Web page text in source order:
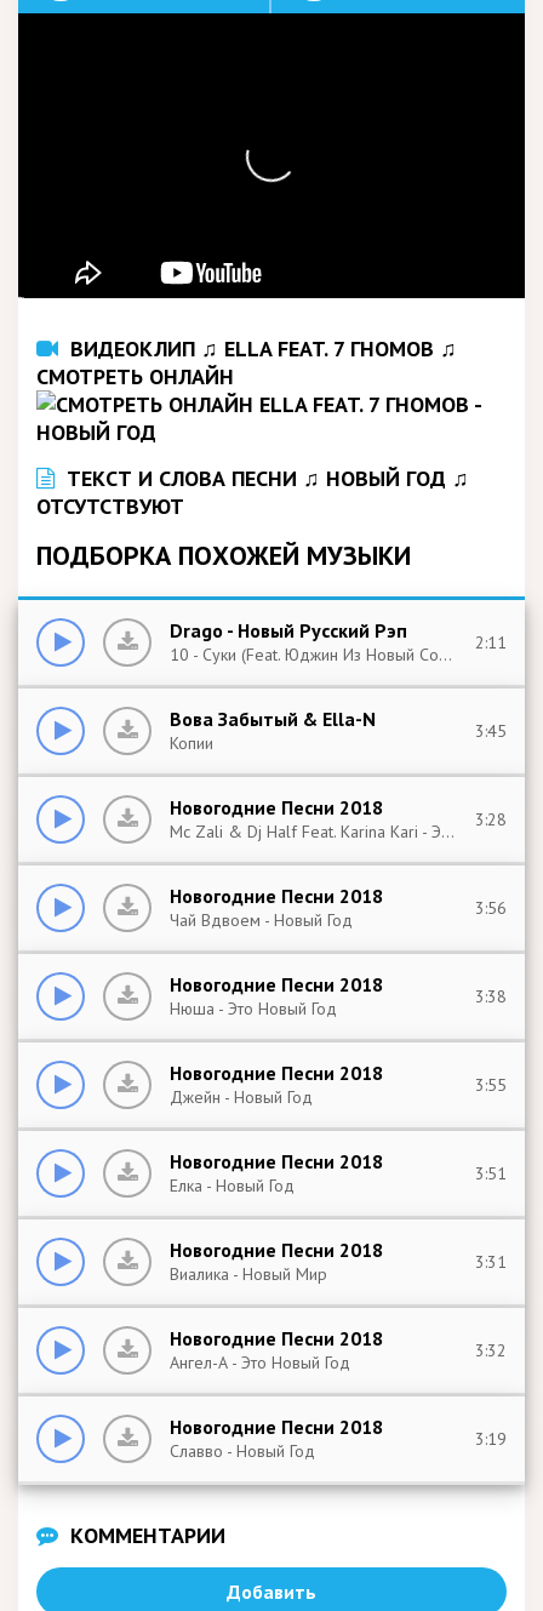
ВИДЕОКЛИП ♫ ELLA FEAT. 7 ГНОМОВ ♫
СМОТРЕТЬ ОНЛАЙН
ТЕКСТ И СЛОВА ПЕСНИ ♫ НОВЫЙ ГОД ♫
ОТСУТСТВУЮТ
ПОДБОРКА ПОХОЖЕЙ МУЗЫКИ
Drago - Новый Русский Рэп
10 - Суки (Feat. Юджин Из Новый Союз) - Dj Energy Night +
2:11
Вова Забытый & Ella-N
Копии
3:45
Новогодние Песни 2018
Mc Zali & Dj Half Feat. Karina Kari - Этот Новый Год
3:28
Новогодние Песни 2018
Чай Вдвоем - Новый Год
3:56
Новогодние Песни 2018
Нюша - Это Новый Год
3:38
Новогодние Песни 2018
Джейн - Новый Год
3:55
Новогодние Песни 2018
Елка - Новый Год
3:51
Новогодние Песни 2018
Виалика - Новый Мир
3:31
Новогодние Песни 2018
Ангел-А - Это Новый Год
3:32
Новогодние Песни 2018
Славво - Новый Год
3:19
КОММЕНТАРИИ
Добавить